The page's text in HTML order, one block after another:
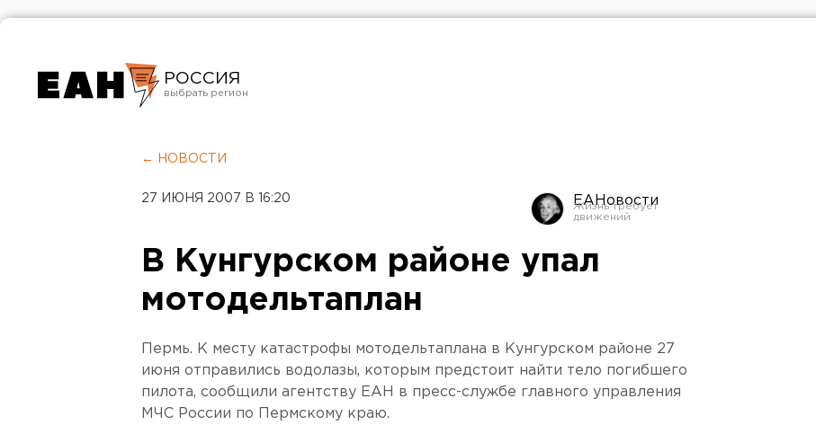
РОССИЯ
Челябинск
← НОВОСТИ
27 ИЮНЯ 2007 В 16:20 ЕАНовости
В Кунгурском районе упал
мотодельтаплан
Пермь. К месту катастрофы мотодельтаплана в Кунгурском районе 27
июня отправились водолазы, которым предстоит найти тело погибшего
пилота, сообщили агентству ЕАН в пресс-службе главного управления
МЧС России по Пермскому краю.